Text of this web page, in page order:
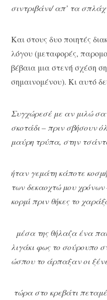
σιντριβάνι/ απ’ τα
Και στους δυο ποιητές
λόγου (μεταφορές,
βέβαια μια στενή σχέση
σημαινομένου). Κι αυτό
Συγχώρεσέ με αν μιλώ
σκοτάδι – πριν σβήσουν
μαύρη τρύπα, στην
ήταν γεμάτη κάποτε
των δεκαοχτώ μου
κορμί πριν θήκες το
μέσα της θήλαζα ένα
λιγάκι φως το σούρουπο
ώσπου το άρπαξαν οι
τώρα στο κρεβάτι